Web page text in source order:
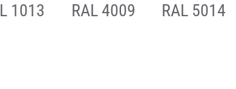
1013 RAL 4009 RAL 5014